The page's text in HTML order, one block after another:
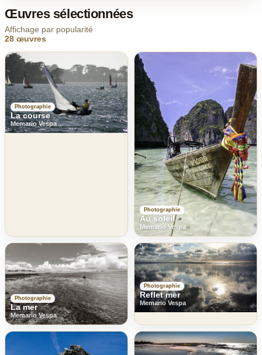
Œuvres sélectionnées
Affichage par popularité
28 œuvres
Photographie
La course
Memario Vespa
Photographie
Au soleil
Memario Vespa
Photographie
La mer
Memario Vespa
Photographie
Reflet mer
Memario Vespa